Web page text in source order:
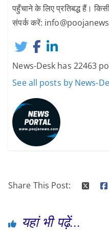
पहुँचाने के लिए प्रतिबद्ध हैं।
संपर्क करें:
News-Desk has 22463
See all posts by News-
Share This Post:
यहां भी पढ़ें...